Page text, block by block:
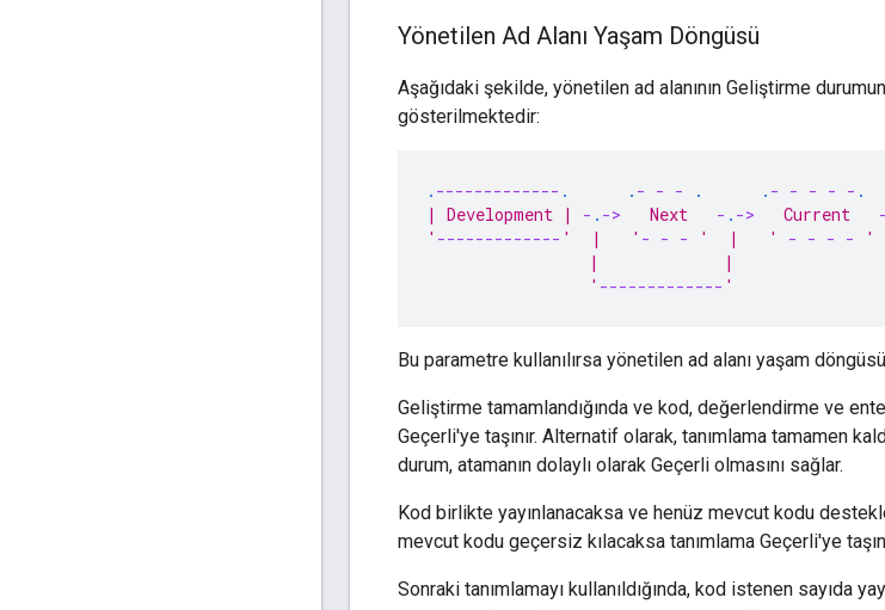
Yönetilen Ad Alanı Yaşam Döngüsü
Aşağıdaki şekilde, yönetilen ad alanının Geliştirme
gösterilmektedir:
. ------------- . . - - - . . - - - - - .
| Development | - . ->
   Next
- . ->
   Current
' ------------- '  |   ' - - - '  |   ' - - - - '
                 |             |
                 '
------------- '
Bu parametre kullanılırsa yönetilen ad alanı yaşam
Geliştirme tamamlandığında ve kod, değerlendirme ve
Geçerli'ye taşınır. Alternatif olarak, tanımlama tamamen
durum, atamanın dolaylı olarak Geçerli olmasını sağlar.
Kod birlikte yayınlanacaksa ve henüz mevcut kodu
mevcut kodu geçersiz kılacaksa tanımlama Geçerli'ye
Sonraki tanımlamayı kullanıldığında, kod istenen sayıda